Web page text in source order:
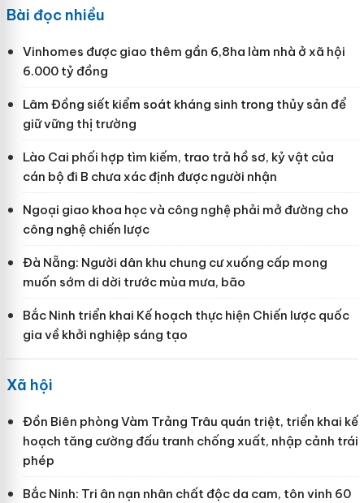
Bài đọc nhiều
Vinhomes được giao thêm gần 6,8ha làm nhà ở xã hội
6.000 tỷ đồng
Lâm Đồng siết kiểm soát kháng sinh trong thủy sản để
giữ vững thị trường
Lào Cai phối hợp tìm kiếm, trao trả hồ sơ, kỷ vật của
cán bộ đi B chưa xác định được người nhận
Ngoại giao khoa học và công nghệ phải mở đường cho
công nghệ chiến lược
Đà Nẵng: Người dân khu chung cư xuống cấp mong
muốn sớm di dời trước mùa mưa, bão
Bắc Ninh triển khai Kế hoạch thực hiện Chiến lược quốc
gia về khởi nghiệp sáng tạo
Xã hội
Đồn Biên phòng Vàm Trảng Trâu quán triệt, triển khai kế
hoạch tăng cường đấu tranh chống xuất, nhập cảnh trái
phép
Bắc Ninh: Tri ân nạn nhân chất độc da cam, tôn vinh 60